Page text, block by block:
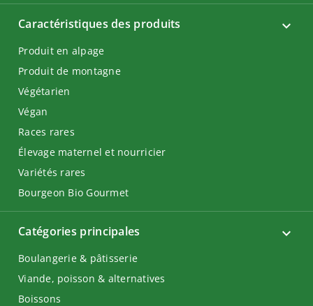
Catégories principales
Boulangerie & pâtisserie
Viande, poisson & alternatives
Boissons
Caractéristiques des produits
Produit en alpage
Produit de montagne
Végétarien
Végan
Races rares
Élevage maternel et nourricier
Variétés rares
Bourgeon Bio Gourmet